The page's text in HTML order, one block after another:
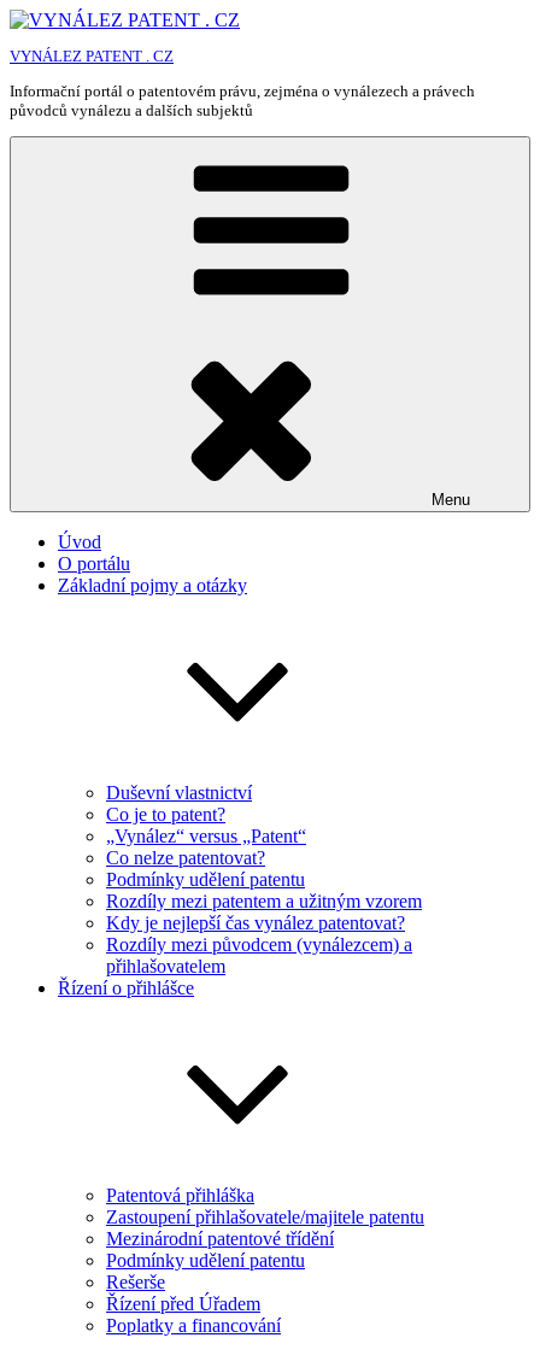
Přejít
obsahu
webu
VYNÁLEZ PATENT . CZ
Informační portál o patentovém právu, zejména o vynálezech a právech
původců vynálezu a dalších subjektů
Menu
Úvod
O portálu
Základní pojmy a otázky
Duševní vlastnictví
Co je to patent?
„Vynález“ versus „Patent“
Co nelze patentovat?
Podmínky udělení patentu
Rozdíly mezi patentem a užitným vzorem
Kdy je nejlepší čas vynález patentovat?
Rozdíly mezi původcem (vynálezcem) a
přihlašovatelem
Řízení o přihlášce
Patentová přihláška
Zastoupení přihlašovatele/majitele patentu
Mezinárodní patentové třídění
Podmínky udělení patentu
Rešerše
Řízení před Úřadem
Poplatky a financování